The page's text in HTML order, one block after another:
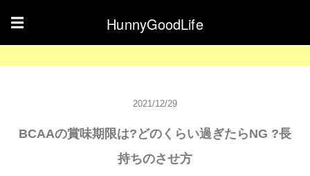
☰ HunnyGoodLife
2021/12/29
BCAAの賞味期限は?どのくらい過ぎたらNG ?長
持ちのさせ方